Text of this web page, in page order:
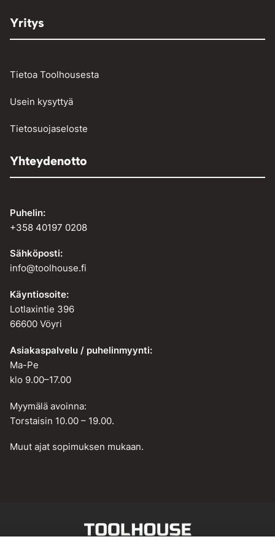
Yritys
Tietoa Toolhousesta
Usein kysyttyä
Tietosuojaseloste
Yhteydenotto
Puhelin:
+358 40197 0208
Sähköposti:
info@toolhouse.fi
Käyntiosoite:
Lotlaxintie 396
66600 Vöyri
Asiakaspalvelu / puhelinmyynti:
Ma-Pe
klo 9.00–17.00
Myymälä avoinna:
Torstaisin 10.00 – 19.00.
Muut ajat sopimuksen mukaan.